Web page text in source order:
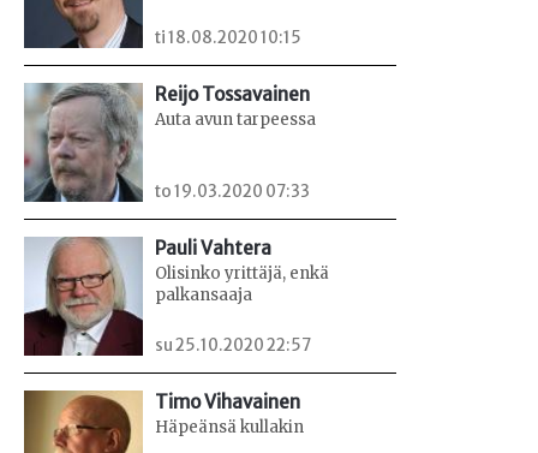
ti 18.08.2020 10:15
Reijo Tossavainen
Auta avun tarpeessa
to 19.03.2020 07:33
Pauli Vahtera
Olisinko yrittäjä, enkä
palkansaaja
su 25.10.2020 22:57
Timo Vihavainen
Häpeänsä kullakin